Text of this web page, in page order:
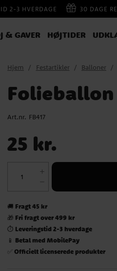
2-3 HVERDAGE 30 DAGE
& GAVER HØJTIDER
Hjem Festartikler Balloner
Folieballon
Art.nr. FB417
25 kr.
🚚 Fragt 45 kr
🎁 Fri fragt over 499 kr
⏱️ Leveringstid 2-3 hverdage
📱 Betal med MobilePay
✅Officielt licenserede produkter